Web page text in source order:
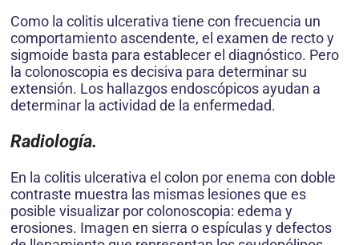
Como la colitis ulcerativa tiene con frecuencia un
comportamiento ascendente, el examen de recto y
sigmoide basta para establecer el diagnóstico. Pero
la colonoscopia es decisiva para determinar su
extensión. Los hallazgos endoscópicos ayudan a
determinar la actividad de la enfermedad.
Radiología.
En la colitis ulcerativa el colon por enema con doble
contraste muestra las mismas lesiones que es
posible visualizar por colonoscopia: edema y
erosiones. Imagen en sierra o espículas y defectos